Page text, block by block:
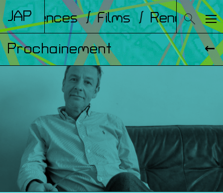
JAP / Films / Rencontres
Prochainement